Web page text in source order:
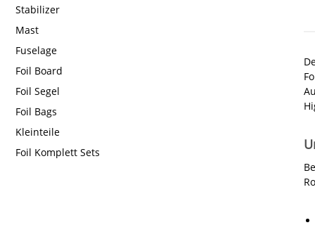
Stabilizer
Mast
Fuselage
Foil Board
Foil Segel
Foil Bags
Kleinteile
Foil Komplett Sets